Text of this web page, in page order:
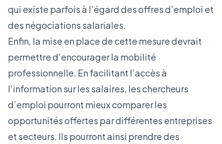
qui existe parfois à l’égard des offres d’emploi et
des négociations salariales.
Enfin, la mise en place de cette mesure devrait
permettre d’encourager la mobilité
professionnelle. En facilitant l’accès à
l’information sur les salaires, les chercheurs
d’emploi pourront mieux comparer les
opportunités offertes par différentes entreprises
et secteurs. Ils pourront ainsi prendre des